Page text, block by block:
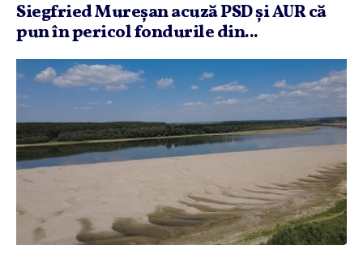
Siegfried Mureşan acuză PSD şi AUR că
pun în pericol fondurile din...